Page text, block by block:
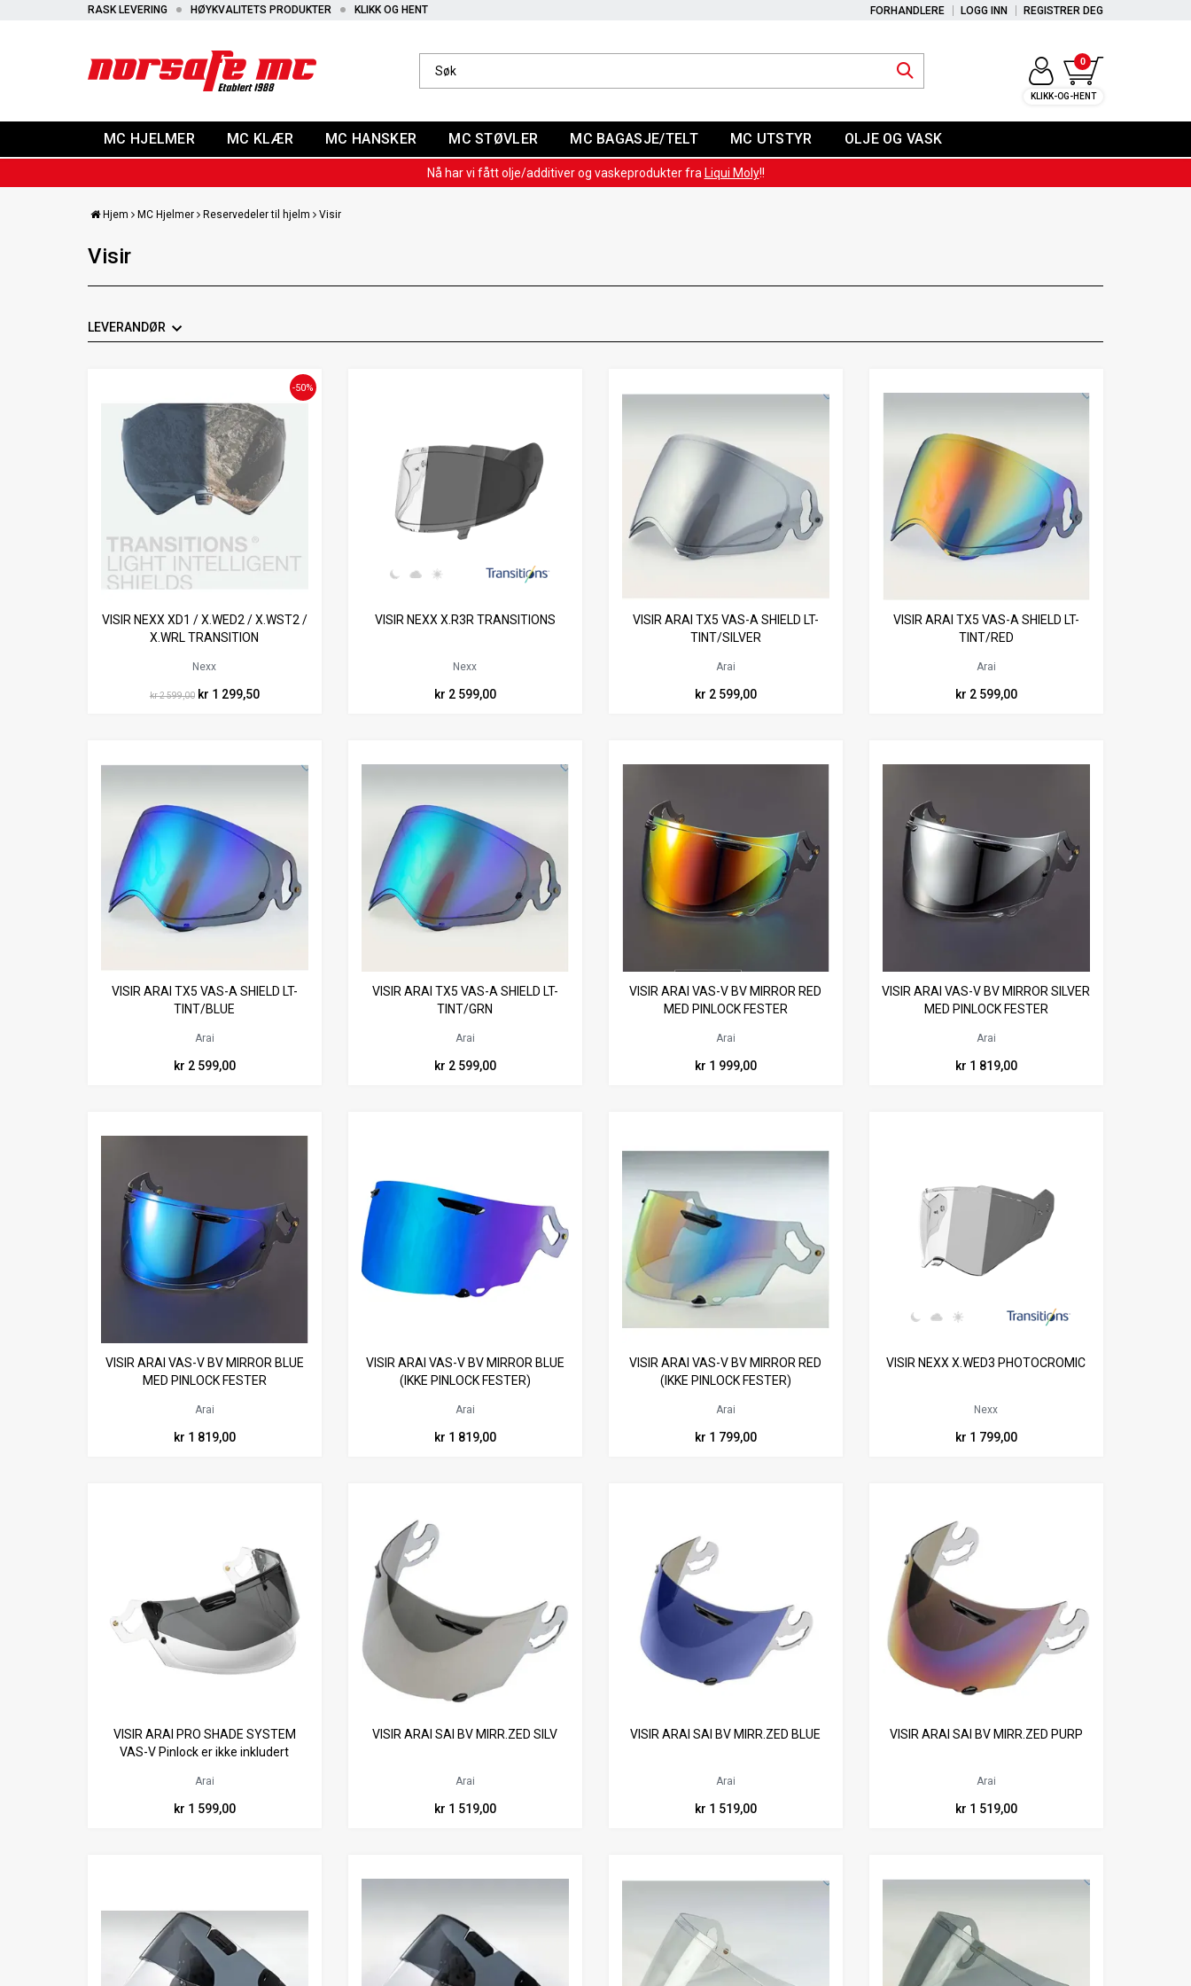
RASK LEVERING HØYKVALITETS PRODUKTER KLIKK OG HENT FORHANDLERE LOGG INN REGISTRER DEG
0
KLIKK-OG-HENT
MC HJELMER MC KLÆR MC HANSKER MC STØVLER MC BAGASJE/TELT MC UTSTYR OLJE OG VASK
Nå har vi fått olje/additiver og vaskeprodukter fra Liqui Moly!!
Hjem MC Hjelmer Reservedeler til hjelm Visir
Visir
LEVERANDØR
VISIR NEXX XD1 / X.WED2 / X.WST2 /
X.WRL TRANSITION
Nexx
-50%
kr 2 599,00 kr 1 299,50
VISIR NEXX X.R3R TRANSITIONS
Nexx
kr 2 599,00
VISIR ARAI TX5 VAS-A SHIELD LT-
TINT/SILVER
Arai
kr 2 599,00
VISIR ARAI TX5 VAS-A SHIELD LT-
TINT/RED
Arai
kr 2 599,00
VISIR ARAI TX5 VAS-A SHIELD LT-
TINT/BLUE
Arai
kr 2 599,00
VISIR ARAI TX5 VAS-A SHIELD LT-
TINT/GRN
Arai
kr 2 599,00
VISIR ARAI VAS-V BV MIRROR RED
MED PINLOCK FESTER
Arai
kr 1 999,00
VISIR ARAI VAS-V BV MIRROR SILVER
MED PINLOCK FESTER
Arai
kr 1 819,00
VISIR ARAI VAS-V BV MIRROR BLUE
MED PINLOCK FESTER
Arai
kr 1 819,00
VISIR ARAI VAS-V BV MIRROR BLUE
(IKKE PINLOCK FESTER)
Arai
kr 1 819,00
VISIR ARAI VAS-V BV MIRROR RED
(IKKE PINLOCK FESTER)
Arai
kr 1 799,00
VISIR NEXX X.WED3 PHOTOCROMIC
Nexx
kr 1 799,00
VISIR ARAI PRO SHADE SYSTEM
VAS-V Pinlock er ikke inkludert
Arai
kr 1 599,00
VISIR ARAI SAI BV MIRR.ZED SILV
Arai
kr 1 519,00
VISIR ARAI SAI BV MIRR.ZED BLUE
Arai
kr 1 519,00
VISIR ARAI SAI BV MIRR.ZED PURP
Arai
kr 1 519,00